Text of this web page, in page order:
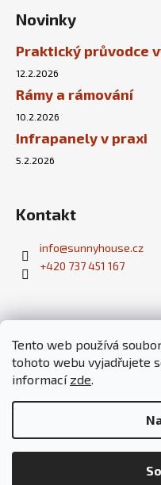
Tento web používá
tohoto webu vyjadřujete
informací zde.
Novinky
Praktický průvodce
12.2.2026
Rámy a rámování
10.2.2026
Infrapanely v praxi
5.2.2026
Kontakt
info@sunnyhouse.cz
+420 737 451 167
Fotovoltaické
Paragliding a